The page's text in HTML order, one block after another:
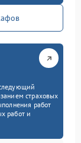
страховых
работ
работ и